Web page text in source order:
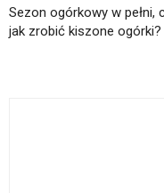
Sezon ogórkowy w pełni,
jak zrobić kiszone ogórki?